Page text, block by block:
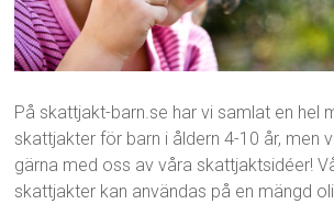
På skattjakt-barn.se har vi samlat en hel
skattjakter för barn i åldern 4-10 år, men
gärna med oss av våra skattjaktsidéer!
skattjakter kan användas på en mängd